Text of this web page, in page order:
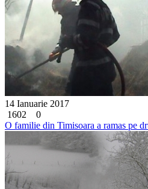
14 Ianuarie 2017
1602
0
O familie din Timisoara a ramas pe